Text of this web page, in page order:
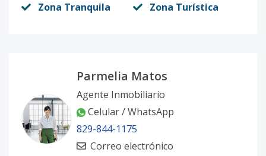
Zona Tranquila Zona Turística
Parmelia Matos
Agente Inmobiliario
Celular / WhatsApp
829-844-1175
Correo electrónico